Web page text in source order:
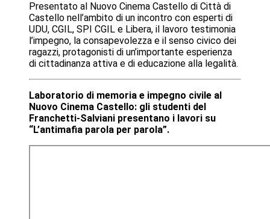
Presentato al Nuovo Cinema Castello di Città di
Castello nell’ambito di un incontro con esperti di
UDU, CGIL, SPI CGIL e Libera, il lavoro testimonia
l’impegno, la consapevolezza e il senso civico dei
ragazzi, protagonisti di un’importante esperienza
di cittadinanza attiva e di educazione alla legalità.
Laboratorio di memoria e impegno civile al
Nuovo Cinema Castello: gli studenti del
Franchetti-Salviani presentano i lavori su
“L’antimafia parola per parola”.